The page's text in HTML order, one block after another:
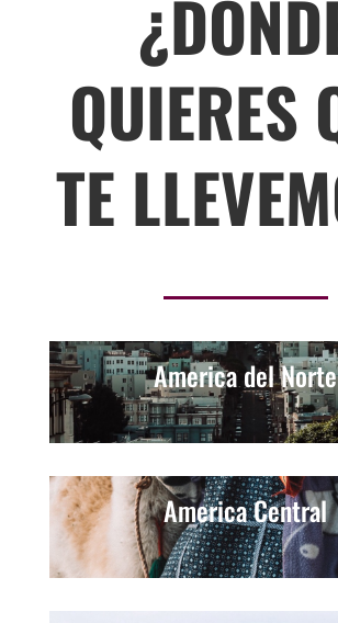
QUIERES
TE
America del Norte
America Central